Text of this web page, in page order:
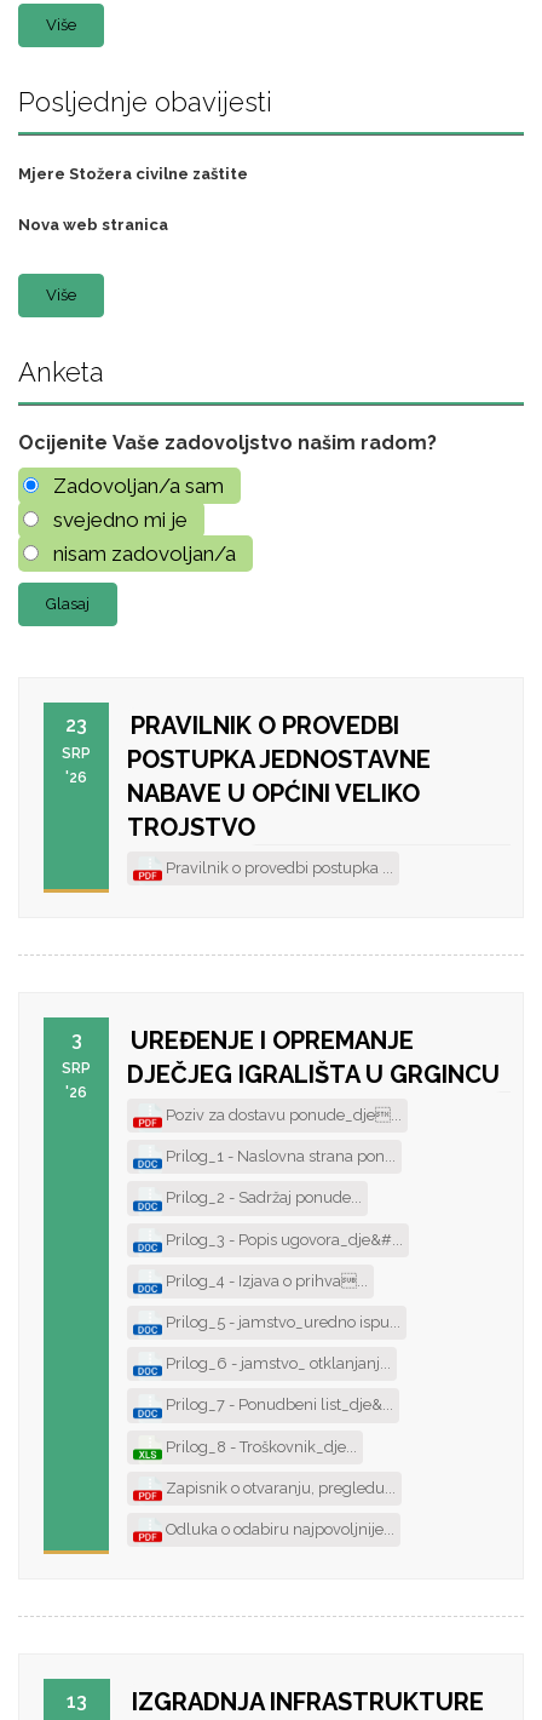
Više
Posljednje obavijesti
Mjere Stožera civilne zaštite
Nova web stranica
Više
Anketa
Ocijenite Vaše zadovoljstvo našim radom?
Zadovoljan/a sam
svejedno mi je
nisam zadovoljan/a
23
SRP
'26
PRAVILNIK O PROVEDBI
POSTUPKA JEDNOSTAVNE
NABAVE U OPĆINI VELIKO
TROJSTVO
Pravilnik o provedbi postupka ...
3
SRP
'26
UREĐENJE I OPREMANJE
DJEČJEG IGRALIŠTA U GRGINCU
Poziv za dostavu ponude_dje...
Prilog_1 - Naslovna strana pon...
Prilog_2 - Sadržaj ponude...
Prilog_3 - Popis ugovora_dje&#...
Prilog_4 - Izjava o prihva...
Prilog_5 - jamstvo_uredno ispu...
Prilog_6 - jamstvo_ otklanjanj...
Prilog_7 - Ponudbeni list_dje&...
Prilog_8 - Troškovnik_dje...
Zapisnik o otvaranju, pregledu...
Odluka o odabiru najpovoljnije...
13
IZGRADNJA INFRASTRUKTURE